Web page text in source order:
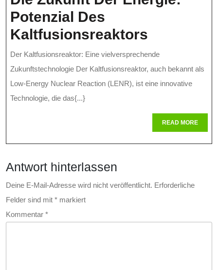
Potenzial Des
Kaltfusionsreaktors
Zukunft
Der
Energie:
Des
Der Kaltfusionsreaktor: Eine vielversprechende
Zukunftstechnologie Der Kaltfusionsreaktor, auch bekannt als
Low-Energy Nuclear Reaction (LENR), ist eine innovative
Technologie, die das{...}
READ MOREREAD
MORE
Antwort hinterlassen
Deine E-Mail-Adresse wird nicht veröffentlicht. Erforderliche
Felder sind mit * markiert
Kommentar *